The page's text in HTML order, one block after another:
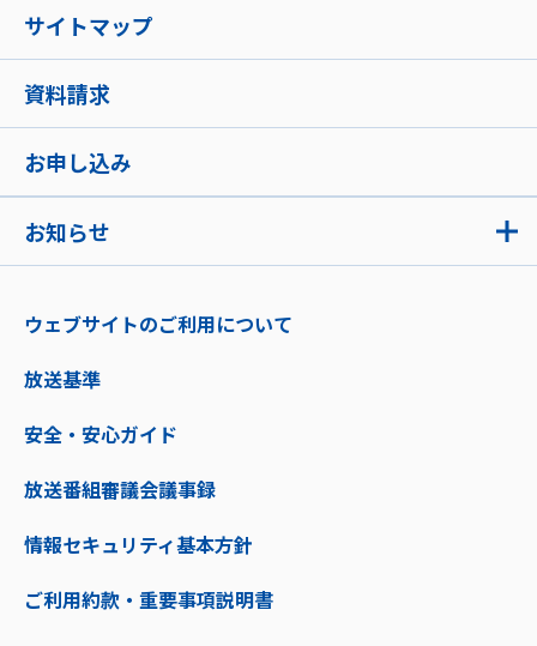
お知らせ
サイトマップ
資料請求
お申し込み
ウェブサイトのご利用について
放送基準
安全・安心ガイド
放送番組審議会議事録
情報セキュリティ基本方針
ご利用約款・重要事項説明書